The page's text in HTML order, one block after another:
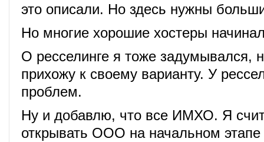
это описали. Но здесь нужны
Но многие хорошие хостеры
О ресселинге я тоже задумывался,
прихожу к своему варианту. У
проблем.
Ну и добавлю, что все ИМХО. Я
открывать ООО на начальном